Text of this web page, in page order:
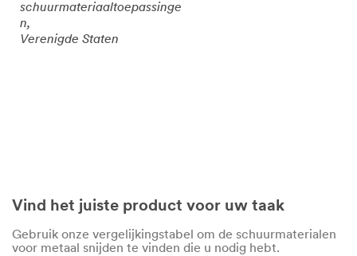
schuurmateriaaltoepassinge
n,
Verenigde Staten
Vind het juiste product voor uw taak
Gebruik onze vergelijkingstabel om de schuurmaterialen
voor metaal snijden te vinden die u nodig hebt.